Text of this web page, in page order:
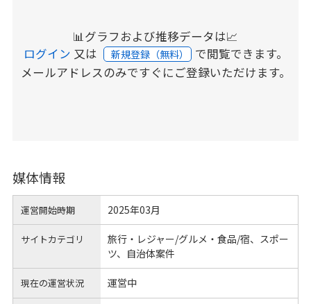
📊グラフおよび推移データは📈
ログイン 又は 新規登録（無料） で閲覧できます。
メールアドレスのみですぐにご登録いただけます。
媒体情報
運営開始時期 2025年03月
サイトカテゴリ
旅行・レジャー/グルメ・食品/宿、スポー
ツ、自治体案件
現在の運営状況 運営中